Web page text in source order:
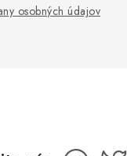
osobných údajov